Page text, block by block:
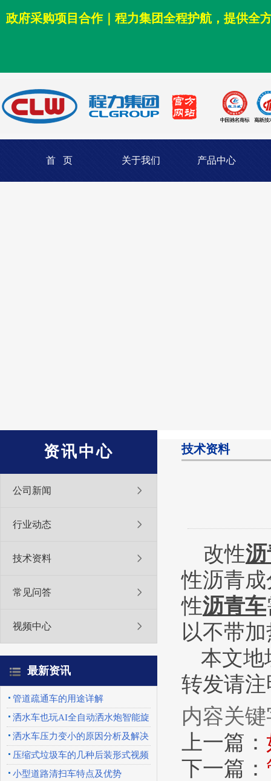
政府采购项目合作｜程力集团全程护航，提供全
首 页 关于我们 产品中心
资讯中心
公司新闻
行业动态
技术资料
常见问答
视频中心
最新资讯
管道疏通车的用途详解
洒水车也玩AI全自动洒水炮智能旋
转喷头优势特点
洒水车压力变小的原因分析及解决
办法
压缩式垃圾车的几种后装形式视频
展示
小型道路清扫车特点及优势
技术资料
改性
性沥青
性沥青车
以不带
本文地
转发请注
内容关
上一篇：
下一篇：